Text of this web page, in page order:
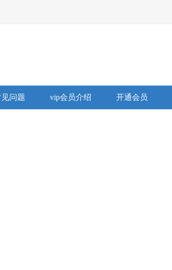
问题 vip会员介绍 开通会员